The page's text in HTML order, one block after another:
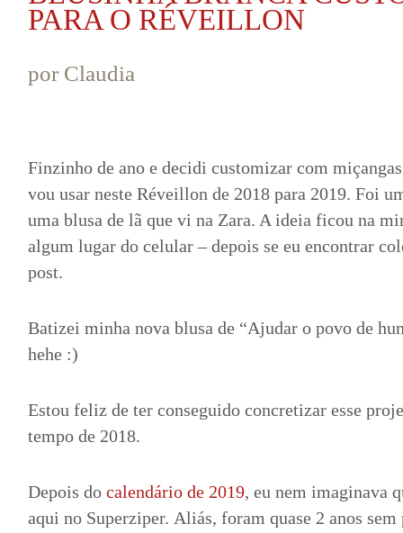
PARA O RÉVEILLON
por Claudia
Finzinho de ano e decidi customizar com
vou usar neste Réveillon de 2018 para 2019. Foi
uma blusa de lã que vi na Zara. A ideia ficou na
algum lugar do celular – depois se eu encontrar
post.
Batizei minha nova blusa de “Ajudar o povo de
hehe :)
Estou feliz de ter conseguido concretizar esse
tempo de 2018.
Depois do calendário de 2019, eu nem imaginava
aqui no Superziper. Aliás, foram quase 2 anos